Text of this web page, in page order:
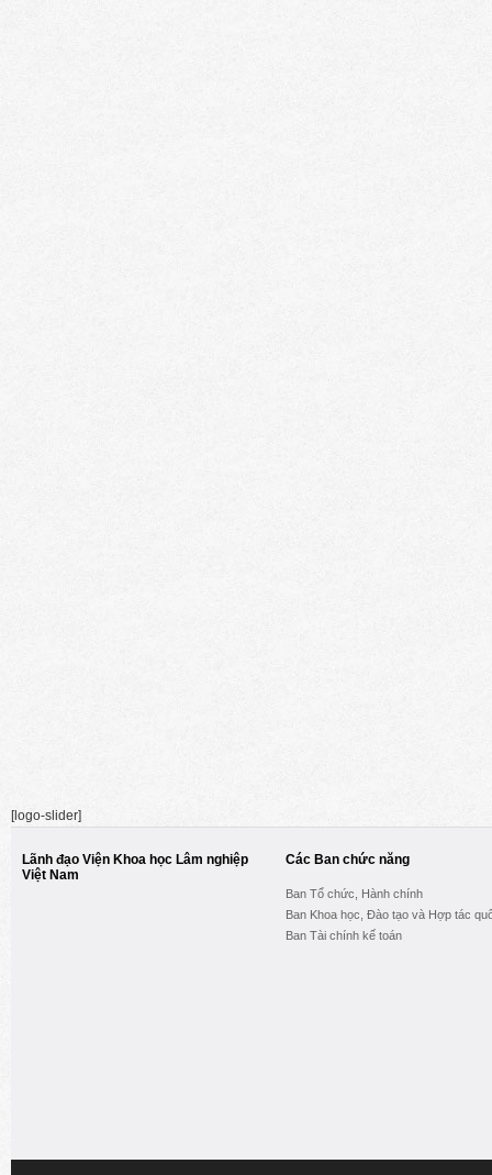
[logo-slider]
Lãnh đạo Viện Khoa học Lâm nghiệp
Việt Nam
Các Ban chức năng
Ban Tổ chức, Hành chính
Ban Khoa học, Đào tạo và Hợp tác
Ban Tài chính kế toán